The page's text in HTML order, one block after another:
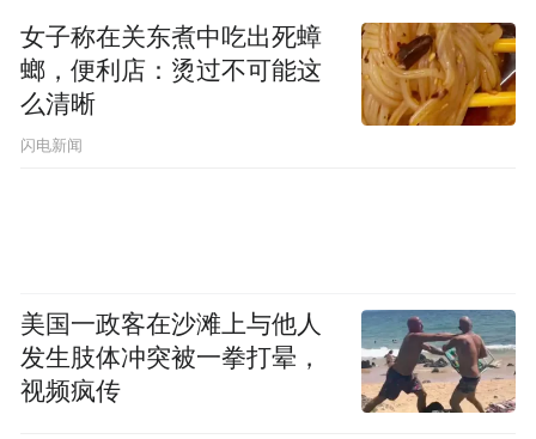
女子称在关东煮中吃出死蟑
螂，便利店：烫过不可能这
么清晰
闪电新闻
美国一政客在沙滩上与他人
发生肢体冲突被一拳打晕，
视频疯传